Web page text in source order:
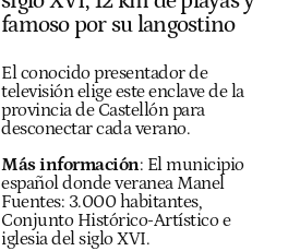
famoso por su langostino
El conocido presentador de
televisión elige este enclave de la
provincia de Castellón para
desconectar cada verano.
Más información: El municipio
español donde veranea Manel
Fuentes: 3.000 habitantes,
Conjunto Histórico-Artístico e
iglesia del siglo XVI.